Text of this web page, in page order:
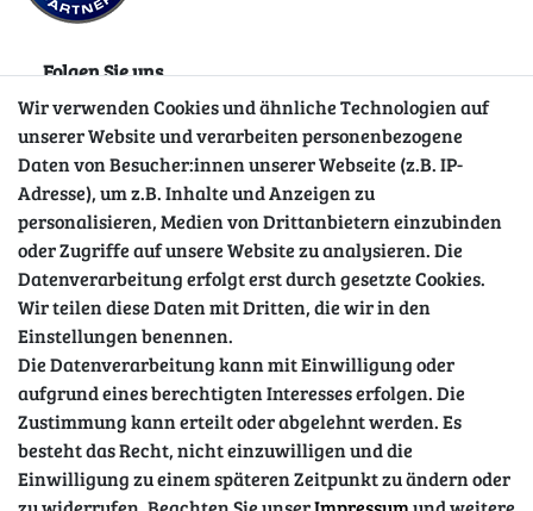
Folgen Sie uns
Sicher einkaufen
Wir verwenden Cookies und ähnliche Technologien auf
unserer Website und verarbeiten personenbezogene
Daten von Besucher:innen unserer Webseite (z.B. IP-
Adresse), um z.B. Inhalte und Anzeigen zu
personalisieren, Medien von Drittanbietern einzubinden
oder Zugriffe auf unsere Website zu analysieren. Die
Datenverarbeitung erfolgt erst durch gesetzte Cookies.
Wir teilen diese Daten mit Dritten, die wir in den
Einstellungen benennen.
Die Datenverarbeitung kann mit Einwilligung oder
aufgrund eines berechtigten Interesses erfolgen. Die
Zustimmung kann erteilt oder abgelehnt werden. Es
besteht das Recht, nicht einzuwilligen und die
Einwilligung zu einem späteren Zeitpunkt zu ändern oder